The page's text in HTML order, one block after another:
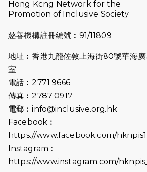
2026-07-10
【猛龍戈壁118公里
融網絡15周年晚宴】
2026-07-09
猛龍長跑隊恆常練習
2026-07-02
2026-06-25
（19:00開始）
2026-06-18
猛龍長跑隊恆常練習 -
2026-06-11
猛龍長跑隊恆常練習
Hong Kong Network for the
Promotion of Inclusive Society
慈善機構註冊編號︰91/11809
地址︰香港九龍佐敦上海街80號華海廣
室
電話︰2771 9666
傳真︰2787 0917
電郵︰info@inclusive.org.hk
Facebook︰
https://www.facebook.com/hknpis1
Instagram︰
https://www.instagram.com/